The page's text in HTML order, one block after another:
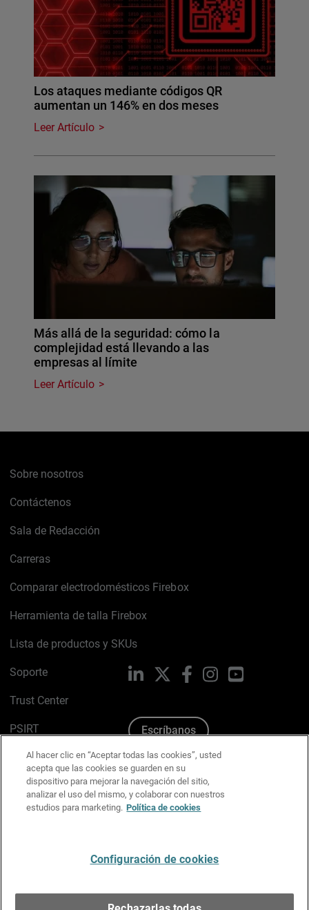
Los ataques mediante códigos QR
aumentan un 146% en dos meses
Leer Artículo
Más allá de la seguridad: cómo la
complejidad está llevando a las
empresas al límite
Leer Artículo
Sobre nosotros
Contáctenos
Sala de Redacción
Carreras
Comparar electrodomésticos Firebox
Herramienta de talla Firebox
Lista de productos y SKUs
Soporte
Trust Center
PSIRT
Política de cookies
Política de privacidad
Kit de medios y marca
LinkedIn FacebookInstagramYouTube
Escríbanos
Al hacer clic en “Aceptar todas las cookies”, usted
acepta que las cookies se guarden en su
dispositivo para mejorar la navegación del sitio,
analizar el uso del mismo, y colaborar con nuestros
estudios para marketing. Política de cookies
Configuración de cookies